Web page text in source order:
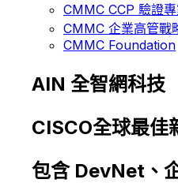
CMMC CCP 驗證
CMMC 企業高管戰
CMMC Foundation
AIN 全智網科技
CISCO全球最佳
包含 DevNet、